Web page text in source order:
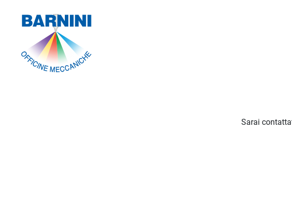
Sarai